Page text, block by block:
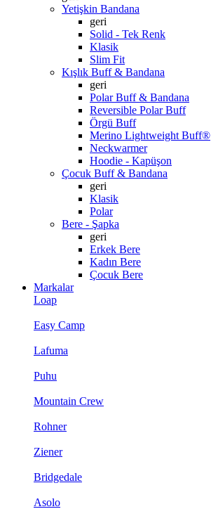
Yetişkin Bandana
geri
Solid - Tek Renk
Klasik
Slim Fit
Kışlık Buff & Bandana
geri
Polar Buff & Bandana
Reversible Polar Buff
Örgü Buff
Merino Lightweight Buff®
Neckwarmer
Hoodie - Kapüşon
Çocuk Buff & Bandana
geri
Klasik
Polar
Bere - Şapka
geri
Erkek Bere
Kadın Bere
Çocuk Bere
Markalar
Loap
Easy Camp
Lafuma
Puhu
Mountain Crew
Rohner
Ziener
Bridgedale
Asolo